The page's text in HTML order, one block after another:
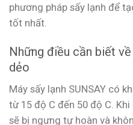
phương pháp sấy lạnh để
tốt nhất.
Những điều cần biết
dẻo
Máy sấy lạnh SUNSAY có
từ 15 độ C đến 50 độ C.
sẽ bị ngưng tự hoàn và